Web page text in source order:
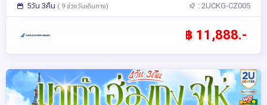
5วัน 3คืน ( 9 ช่วงวันเดินทาง) : 2UCKG-CZ005
฿ 11,888.-